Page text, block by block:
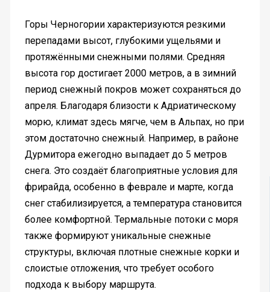
Горы Черногории характеризуются резкими
перепадами высот, глубокими ущельями и
протяжёнными снежными полями. Средняя
высота гор достигает 2000 метров, а в зимний
период снежный покров может сохраняться до
апреля. Благодаря близости к Адриатическому
морю, климат здесь мягче, чем в Альпах, но при
этом достаточно снежный. Например, в районе
Дурмитора ежегодно выпадает до 5 метров
снега. Это создаёт благоприятные условия для
фрирайда, особенно в феврале и марте, когда
снег стабилизируется, а температура становится
более комфортной. Термальные потоки с моря
также формируют уникальные снежные
структуры, включая плотные снежные корки и
слоистые отложения, что требует особого
подхода к выбору маршрута.